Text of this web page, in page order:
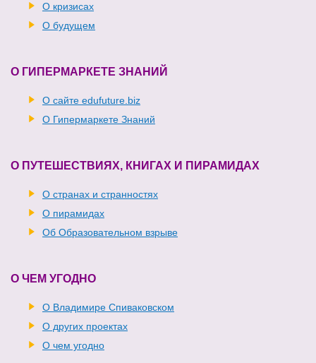
О кризисах
О будущем
О ГИПЕРМАРКЕТЕ ЗНАНИЙ
О сайте edufuture.biz
О Гипермаркете Знаний
О ПУТЕШЕСТВИЯХ, КНИГАХ И ПИРАМИДАХ
О странах и странностях
О пирамидах
Об Образовательном взрыве
О ЧЕМ УГОДНО
О Владимире Спиваковском
О других проектах
О чем угодно